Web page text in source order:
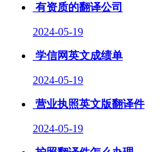
有资质的翻译公司
2024-05-19
学信网英文成绩单
2024-05-19
营业执照英文版翻译件
2024-05-19